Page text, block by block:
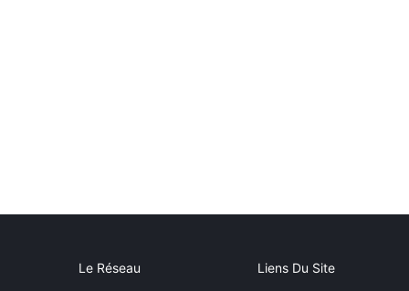
Le Réseau Liens Du Site